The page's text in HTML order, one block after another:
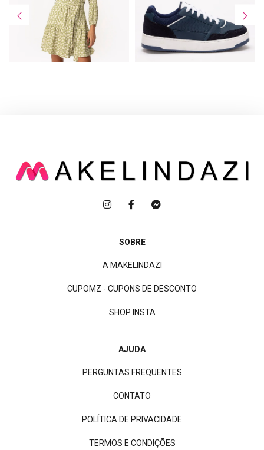
SOBRE
A MAKELINDAZI
CUPOMZ - CUPONS DE DESCONTO
SHOP INSTA
AJUDA
PERGUNTAS FREQUENTES
CONTATO
POLÍTICA DE PRIVACIDADE
TERMOS E CONDIÇÕES